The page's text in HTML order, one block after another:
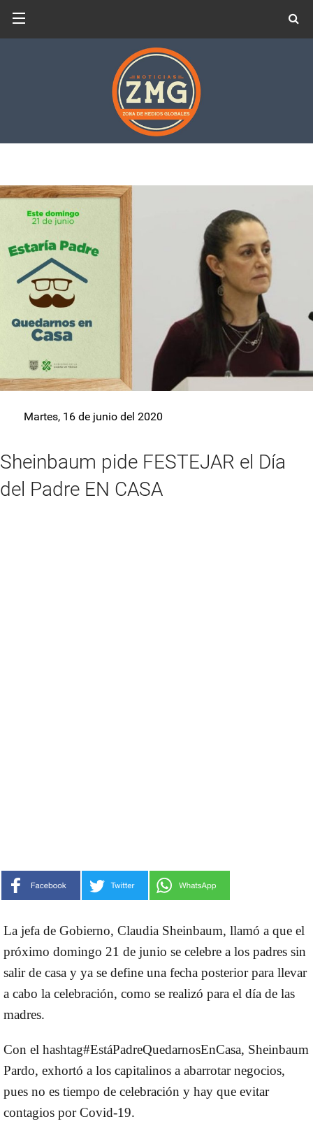
Martes, 16 de junio del 2020
Sheinbaum pide FESTEJAR el Día
del Padre EN CASA
La jefa de Gobierno, Claudia Sheinbaum, llamó a que el
próximo domingo 21 de junio se celebre a los padres sin
salir de casa y ya se define una fecha posterior para llevar
a cabo la celebración, como se realizó para el día de las
madres.
Con el hashtag#EstáPadreQuedarnosEnCasa, Sheinbaum
Pardo, exhortó a los capitalinos a abarrotar negocios,
pues no es tiempo de celebración y hay que evitar
contagios por Covid-19.